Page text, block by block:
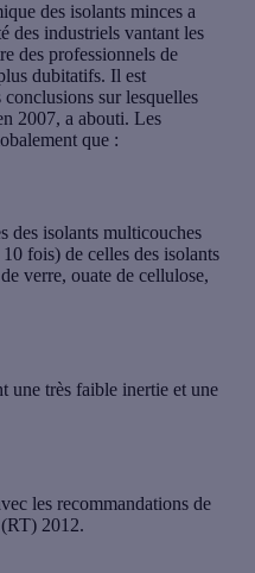
des isolants minces a
des industriels vantant les
des professionnels de
dubitatifs. Il est
conclusions sur lesquelles
2007, a abouti. Les
que :
des isolants multicouches
fois) de celles des isolants
verre, ouate de cellulose,
une très faible inertie et une
les recommandations de
2012.